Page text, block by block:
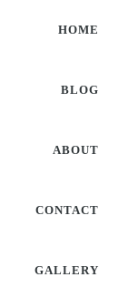
HOME
BLOG
ABOUT
CONTACT
GALLERY